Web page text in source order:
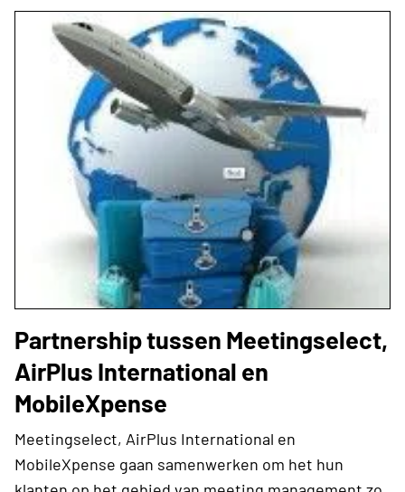
Partnership tussen Meetingselect,
AirPlus International en
MobileXpense
Meetingselect, AirPlus International en
MobileXpense gaan samenwerken om het hun